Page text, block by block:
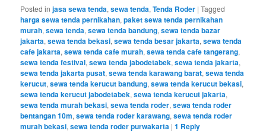
Posted in jasa sewa tenda,sewa tenda,Tenda Roder |Tagged
harga sewa tenda pernikahan,paket sewa tenda pernikahan
murah,sewa tenda,sewa tenda bandung,sewa tenda bazar
jakarta,sewa tenda bekasi,sewa tenda besar jakarta,sewa tenda
cafe jakarta,sewa tenda cafe murah,sewa tenda cafe tangerang,
sewa tenda festival,sewa tenda jabodetabek,sewa tenda jakarta,
sewa tenda jakarta pusat,sewa tenda karawang barat,sewa tenda
kerucut,sewa tenda kerucut bandung,sewa tenda kerucut bekasi,
sewa tenda kerucut jabodetabek,sewa tenda kerucut jakarta,
sewa tenda murah bekasi,sewa tenda roder,sewa tenda roder
bentangan 10m,sewa tenda roder karawang,sewa tenda roder
murah bekasi,sewa tenda roder purwakarta |1 Reply